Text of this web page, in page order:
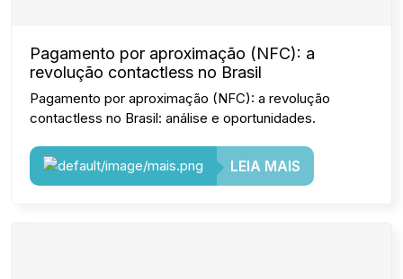
Pagamento por aproximação (NFC): a
revolução contactless no Brasil
Pagamento por aproximação (NFC): a revolução
contactless no Brasil: análise e oportunidades.
LEIA MAIS